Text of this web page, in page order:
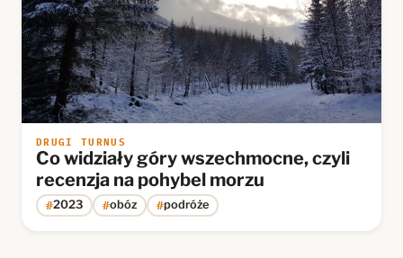
DRUGI TURNUS
Co widziały góry wszechmocne, czyli
recenzja na pohybel morzu
#2023 #obóz #podróże